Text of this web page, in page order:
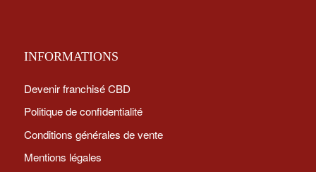
INFORMATIONS
Devenir franchisé CBD
Politique de confidentialité
Conditions générales de vente
Mentions légales